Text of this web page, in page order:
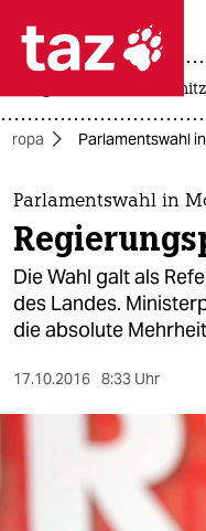
 taz
themen
politik
öko
Parlamentswahl
Parlamentswahl in
Die Wahl galt als
des Landes.
die absolute
17.10.2016 8:33 Uhr